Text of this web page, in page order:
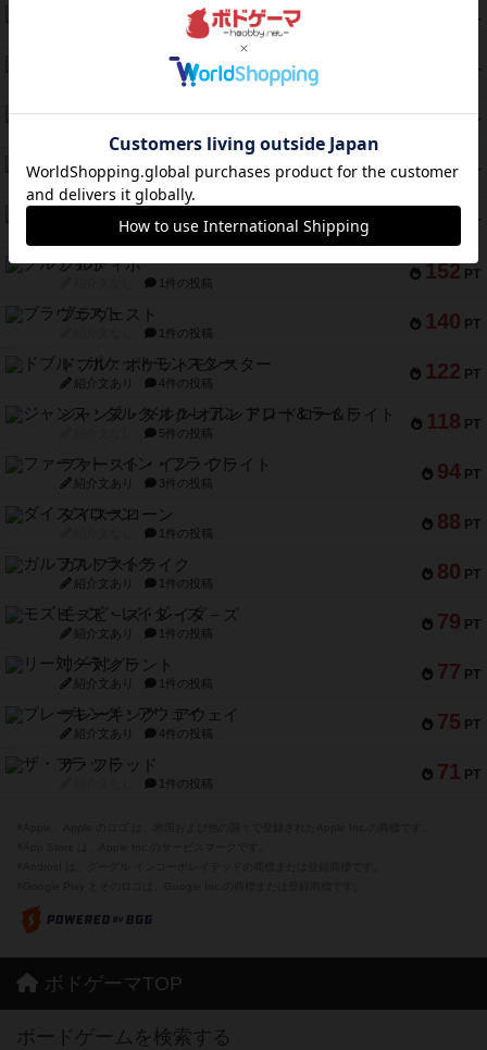
PT
1件の投稿
PT
トリオンフ ア マレンゴ
1件の投稿
232 PT
エレメンツ
212 PT
バー！パーティー
紹介文なし 1件の投稿
PT
紹介文あり 1件の投稿
152 PT
クルティボ
1件の投稿
140 PT
ブラヴェスト
1件の投稿
122 PT
ドブル：ポケットモンスター
紹介文あり 4件の投稿
118 PT
ジャンヌ・ダルク-オルレアン ドロー＆ライト
5件の投稿
94 PT
ファースト・イン・フライト
紹介文あり 3件の投稿
88 PT
ダイススローン
1件の投稿
80 PT
ガルフストライク
紹介文あり 1件の投稿
79 PT
モズビ－ズ・レイダ－ズ
紹介文あり 1件の投稿
77 PT
リー対グラント
紹介文あり 1件の投稿
75 PT
ブレーキング・アウェイ
紹介文あり 4件の投稿
71 PT
ザ・フラッド
1件の投稿
ボドゲーマTOP
ボードゲームを検索する